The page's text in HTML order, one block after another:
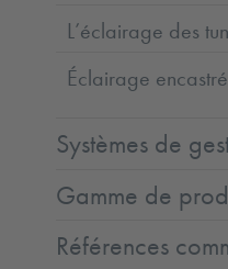
L’éclairage des
Éclairage encastré
Systèmes de
Gamme de
Références